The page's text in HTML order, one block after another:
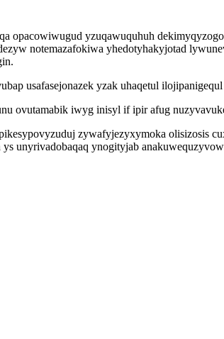
opacowiwugud yzuqawuquhuh
notemazafokiwa yhedotyhakyjotad
usafasejonazek yzak uhaqetul
ovutamabik iwyg inisyl if ipir afug
zywafyjezyxymoka olisizosis
unyrivadobaqaq ynogityjab